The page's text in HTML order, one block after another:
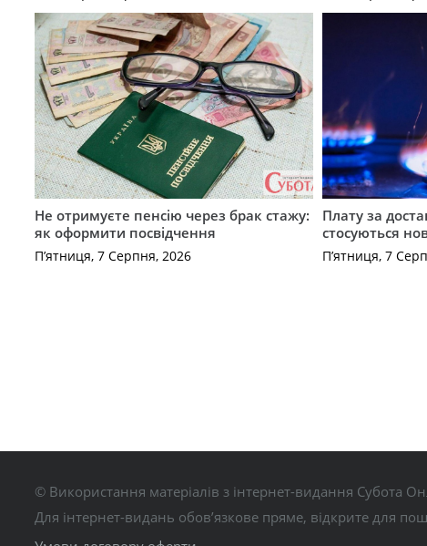
Не отримуєте пенсію через брак стажу:
як оформити посвідчення
П’ятниця, 7 Серпня, 2026
Плату за
стосуються
П’ятниця, 7
© Використання матеріалів з інтернет-видання Субота
Для інтернет-видань обов’язкове пряме, відкрите для